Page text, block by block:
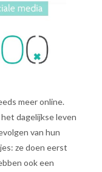
meer online.
dagelijkse leven
van hun
ze doen eerst
ook een